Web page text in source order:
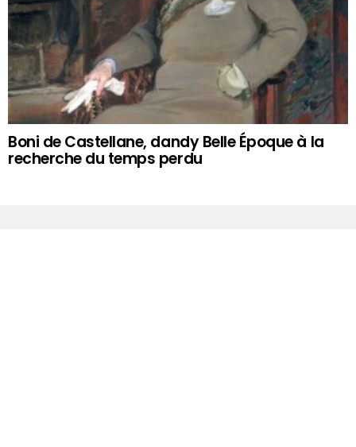
Boni de Castellane, dandy Belle Époque à la
recherche du temps perdu